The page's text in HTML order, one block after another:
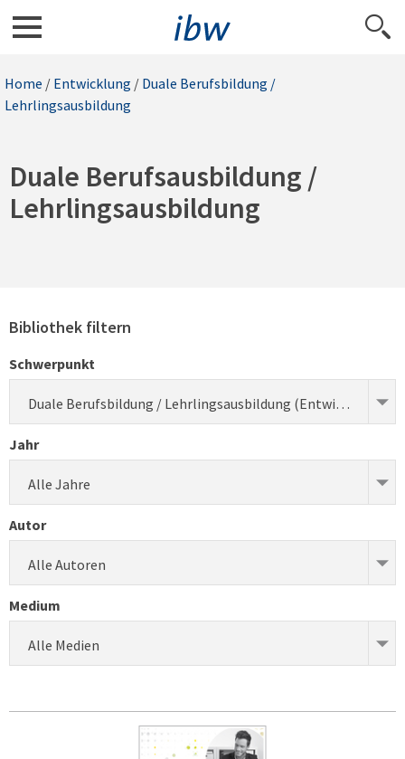
Home / Entwicklung / Duale Berufsbildung /
Lehrlingsausbildung
Duale Berufsausbildung /
Lehrlingsausbildung
Bibliothek filtern
Schwerpunkt
Duale Berufsbildung / Lehrlingsausbildung (Entwicklung)
Jahr
Alle Jahre
Autor
Alle Autoren
Medium
Alle Medien